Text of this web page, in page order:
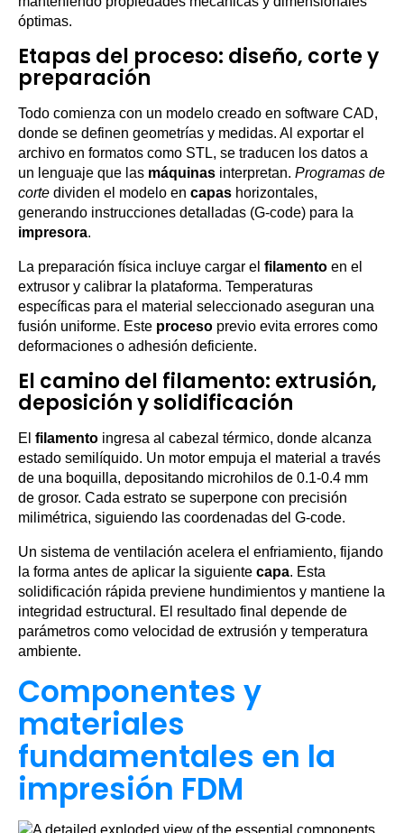
óptimas.
Etapas del proceso: diseño, corte y
preparación
Todo comienza con un modelo creado en software CAD,
donde se definen geometrías y medidas. Al exportar el
archivo en formatos como STL, se traducen los datos a
un lenguaje que las máquinas interpretan. Programas de
corte dividen el modelo en capas horizontales,
generando instrucciones detalladas (G-code) para la
impresora.
La preparación física incluye cargar el filamento en el
extrusor y calibrar la plataforma. Temperaturas
específicas para el material seleccionado aseguran una
fusión uniforme. Este proceso previo evita errores como
deformaciones o adhesión deficiente.
El camino del filamento: extrusión,
deposición y solidificación
El filamento ingresa al cabezal térmico, donde alcanza
estado semilíquido. Un motor empuja el material a través
de una boquilla, depositando microhilos de 0.1-0.4 mm
de grosor. Cada estrato se superpone con precisión
milimétrica, siguiendo las coordenadas del G-code.
Un sistema de ventilación acelera el enfriamiento, fijando
la forma antes de aplicar la siguiente capa. Esta
solidificación rápida previene hundimientos y mantiene la
integridad estructural. El resultado final depende de
parámetros como velocidad de extrusión y temperatura
ambiente.
Componentes y
materiales
fundamentales en la
impresión FDM